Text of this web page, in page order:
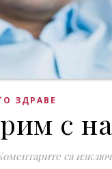
ЗДРАВЕ
с
са